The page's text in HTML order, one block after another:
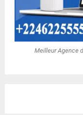
Meilleur Agence